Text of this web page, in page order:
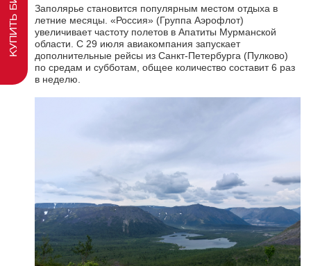
Заполярье становится популярным местом отдыха в
летние месяцы. «Россия» (Группа Аэрофлот)
увеличивает частоту полетов в Апатиты Мурманской
области. С 29 июля авиакомпания запускает
дополнительные рейсы из Санкт-Петербурга (Пулково)
по средам и субботам, общее количество составит 6 раз
в неделю.